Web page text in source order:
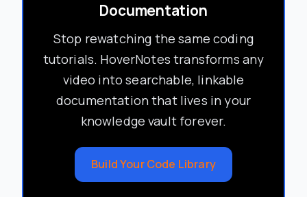
Documentation
Stop rewatching the same coding
tutorials. HoverNotes transforms any
video into searchable, linkable
documentation that lives in your
knowledge vault forever.
Build Your Code Library